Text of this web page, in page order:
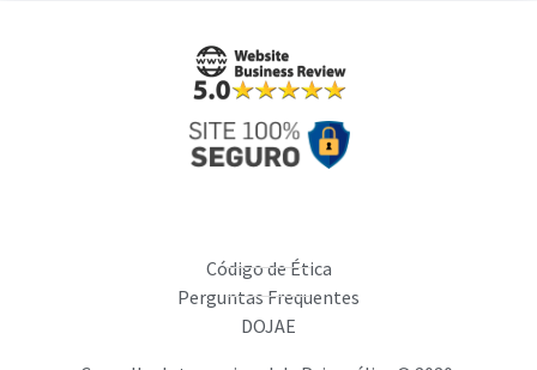
Código de Ética
Perguntas Frequentes
DOJAE